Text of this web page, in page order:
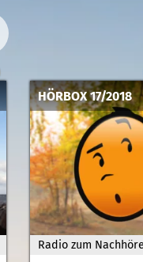
Radio zum
HÖRBOX 17/2018